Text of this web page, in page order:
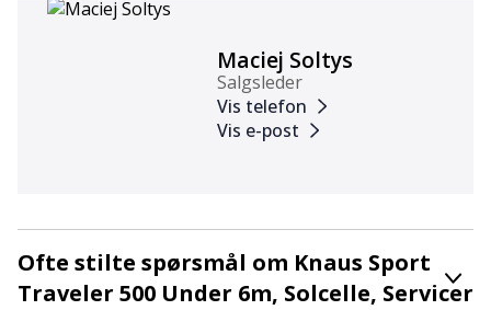
Maciej Soltys
Salgsleder
Vis telefon
Vis e-post
Ofte stilte spørsmål om Knaus Sport
Traveler 500 Under 6m, Solcelle, Servicer